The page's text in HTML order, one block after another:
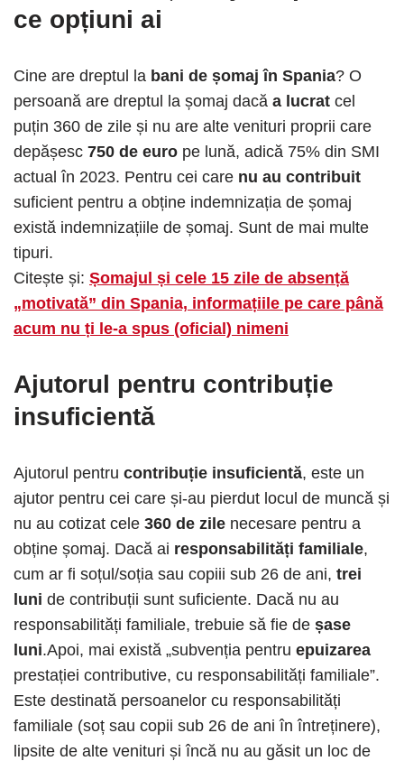
ce opțiuni ai
Cine are dreptul la bani de șomaj în Spania? O
persoană are dreptul la șomaj dacă a lucrat cel
puțin 360 de zile și nu are alte venituri proprii care
depășesc 750 de euro pe lună, adică 75% din SMI
actual în 2023. Pentru cei care nu au contribuit
suficient pentru a obține indemnizația de șomaj
există indemnizațiile de șomaj. Sunt de mai multe
tipuri.
Citește și: Șomajul și cele 15 zile de absență
„motivată” din Spania, informațiile pe care până
acum nu ți le-a spus (oficial) nimeni
Ajutorul pentru contribuție
insuficientă
Ajutorul pentru contribuție insuficientă, este un
ajutor pentru cei care și-au pierdut locul de muncă și
nu au cotizat cele 360 ​​de zile necesare pentru a
obține șomaj. Dacă ai responsabilități familiale,
cum ar fi soțul/soția sau copiii sub 26 de ani, trei
luni de contribuții sunt suficiente. Dacă nu au
responsabilități familiale, trebuie să fie de șase
luni.Apoi, mai există „subvenția pentru epuizarea
prestației contributive, cu responsabilități familiale”.
Este destinată persoanelor cu responsabilități
familiale (soț sau copii sub 26 de ani în întreținere),
lipsite de alte venituri și încă nu au găsit un loc de